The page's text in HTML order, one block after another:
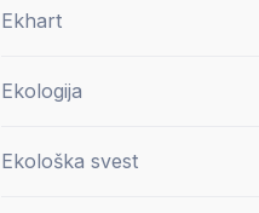
Ekhart
Ekologija
Ekološka svest